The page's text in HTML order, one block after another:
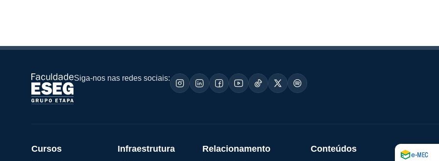
Siga-nos nas redes sociais:
Cursos Infraestrutura Relacionamento Conteúdos